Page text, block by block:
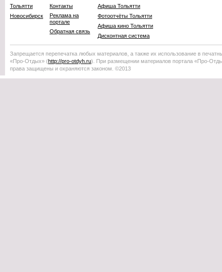
Тольятти
Новосибирск
Контакты
Реклама на
портале
Обратная связь
Афиша Тольятти
Фотоотчёты Тольятти
Афиша кино Тольятти
Дисконтная система
Запрещается перепечатка любых материалов, а также их использование в
«Про-Отдых» (http://pro-otdyh .ru). При размещении материалов портала «Про-
права защищены и охраняются законом. ©2013